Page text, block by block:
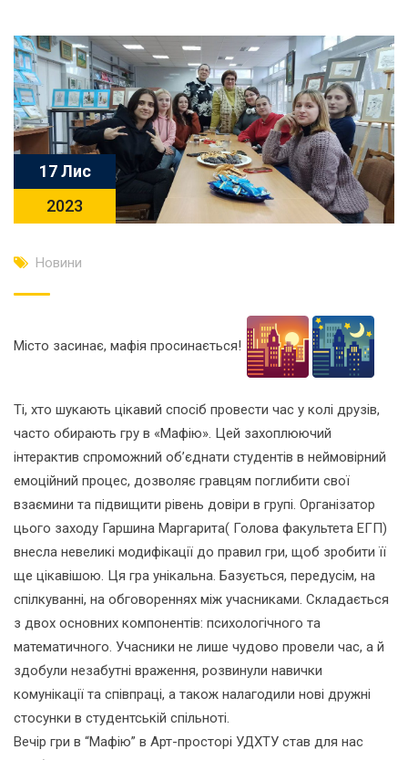
17 Лис
2023
Новини
Місто засинає, мафія просинається!
Ті, хто шукають цікавий спосіб провести час у колі друзів,
часто обирають гру в «Мафію». Цей захоплюючий
інтерактив спроможний об’єднати студентів в неймовірний
емоційний процес, дозволяє гравцям поглибити свої
взаємини та підвищити рівень довіри в групі. Організатор
цього заходу Гаршина Маргарита( Голова факультета ЕГП)
внесла невеликі модифікації до правил гри, щоб зробити її
ще цікавішою. Ця гра унікальна. Базується, передусім, на
спілкуванні, на обговореннях між учасниками. Складається
з двох основних компонентів: психологічного та
математичного. Учасники не лише чудово провели час, а й
здобули незабутні враження, розвинули навички
комунікації та співпраці, а також налагодили нові дружні
стосунки в студентській спільноті.
Вечір гри в “Мафію” в Арт-просторі УДХТУ став для нас